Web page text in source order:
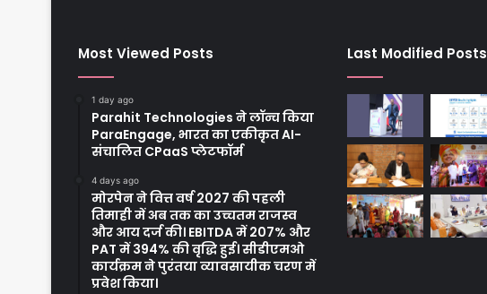
Most Viewed Posts
1 day ago
Parahit Technologies ने लॉन्च किया
ParaEngage, भारत का एकीकृत AI-
संचालित CPaaS प्लेटफॉर्म
4 days ago
मोरपेन ने वित्त वर्ष 2027 की पहली
तिमाही में अब तक का उच्चतम राजस्व
और आय दर्ज की। EBITDA में 207% और
PAT में 394% की वृद्धि हुई। सीडीएमओ
कार्यक्रम ने पुरंतया व्यावसायीक चरण में
प्रवेश किया।
Last Modified Posts